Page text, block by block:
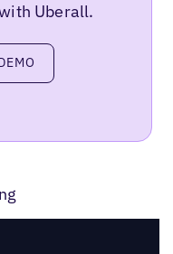
Uberall.